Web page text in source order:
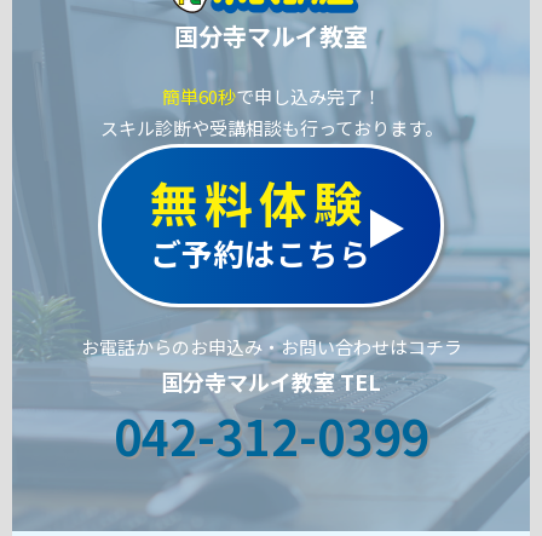
国分寺マルイ教室
簡単60秒で申し込み完了！
スキル診断や受講相談も行っております。
無料体験
ご予約はこちら
お電話からのお申込み・お問い合わせはコチラ
国分寺マルイ教室 TEL
042-312-0399